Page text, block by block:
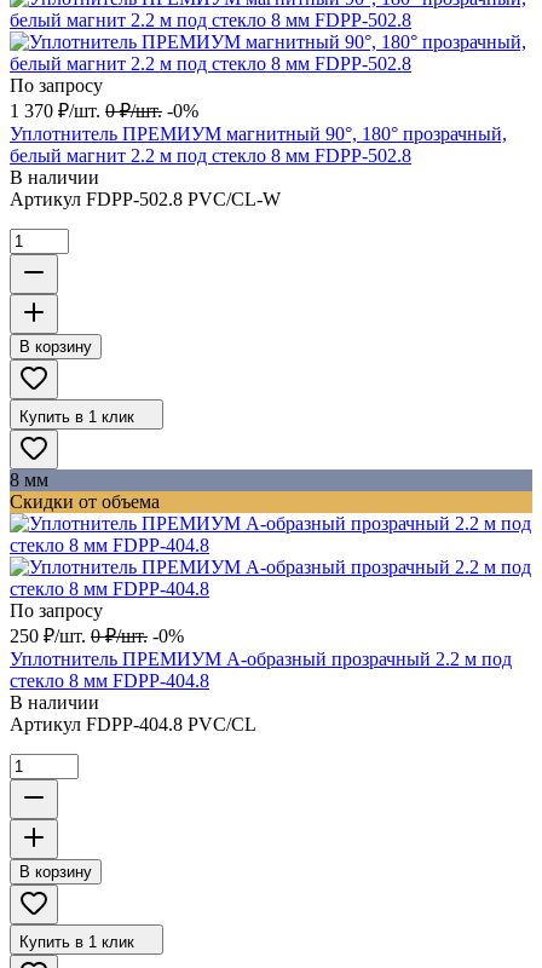
По запросу
1 370 ₽/шт. 0 ₽/шт. -0%
Уплотнитель ПРЕМИУМ магнитный 90°, 180° прозрачный,
белый магнит 2.2 м под стекло 8 мм FDPP-502.8
В наличии
Артикул FDPP-502.8 PVC/CL-W
В корзину
Купить в 1 клик
8 мм
Скидки от объема
По запросу
250 ₽/шт. 0 ₽/шт. -0%
Уплотнитель ПРЕМИУМ А-образный прозрачный 2.2 м под
стекло 8 мм FDPP-404.8
В наличии
Артикул FDPP-404.8 PVC/CL
В корзину
Купить в 1 клик